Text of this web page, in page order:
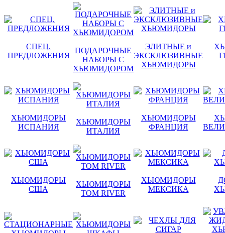
СПЕЦ.
ПРЕДЛОЖЕНИЯ
ПОДАРОЧНЫЕ
НАБОРЫ С
ХЬЮМИДОРОМ
ЭЛИТНЫЕ и
ЭКСКЛЮЗИВНЫЕ
ХЬЮМИДОРЫ
ХЬЮМИДОРЫ
ИСПАНИЯ
ХЬЮМИДОРЫ
ИТАЛИЯ
ХЬЮМИДОРЫ
ФРАНЦИЯ
ХЬЮМИДОРЫ
США
ХЬЮМИДОРЫ
TOM RIVER
ХЬЮМИДОРЫ
МЕКСИКА